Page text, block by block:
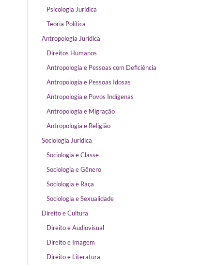
Psicologia Jurídica
Teoria Política
Antropologia Jurídica
Direitos Humanos
Antropologia e Pessoas com Deficiência
Antropologia e Pessoas Idosas
Antropologia e Povos Indígenas
Antropologia e Migração
Antropologia e Religião
Sociologia Jurídica
Sociologia e Classe
Sociologia e Gênero
Sociologia e Raça
Sociologia e Sexualidade
Direito e Cultura
Direito e Audiovisual
Direito e Imagem
Direito e Literatura